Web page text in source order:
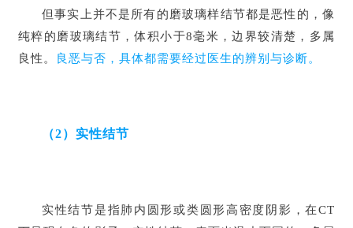
但事实上并不是所有的磨玻璃样结节都是恶性的，像
纯粹的磨玻璃结节，体积小于8毫米，边界较清楚，多属
良性。
良恶与否，具体都需要经过医生的辨别与诊断。
（2）实性结节
实性结节是指肺内圆形或类圆形高密度阴影，在CT